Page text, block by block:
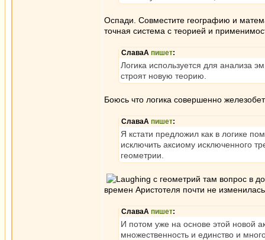
Оспади. Совместите географию и
точная система с теорией и
СлаваА пишет:
Логика используется для анализа
строят новую теорию.
Боюсь что логика совершенно
СлаваА пишет:
Я кстати предложил как в логике
исключить аксиому исключенного
геометрии.
с геометрий там вопрос в
времен Аристотеля почти не
СлаваА пишет:
И потом уже на основе этой новой
множественность и единство и